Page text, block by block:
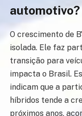
automotivo?
O crescimento de
isolada. Ele faz
transição para
impacta o Brasil.
indicam que a
híbridos tende a
próximos anos,